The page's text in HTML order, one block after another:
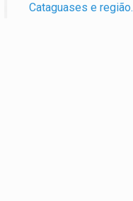
Cataguases e região.